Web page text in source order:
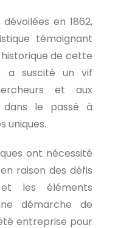
en 1862,
témoignant
de cette
a suscité un vif
et aux
dans le passé à
uniques.
ont nécessité
raison des défis
les éléments
démarche de
entreprise pour